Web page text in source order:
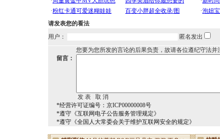
请发表您的看法
用户：
匿名发出
您要为您所发的言论的后果负责，故请各位遵纪守法并
留言：
*经营许可证编号：京ICP00000008号
*遵守《互联网电子公告服务管理规定》
*遵守《全国人大常委会关于维护互联网安全的规定》